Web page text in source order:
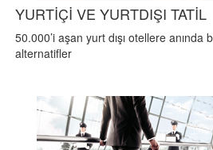
YURTİÇİ VE YURTDIŞI TATİL
50.000’i aşan yurt dışı otellere anında
alternatifler